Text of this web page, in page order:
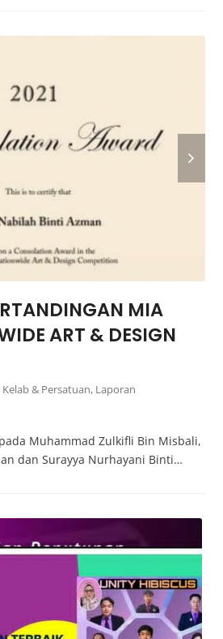
MIA
ART & DESIGN
Kelab & Persatuan, Laporan
Muhammad Zulkifli Bin Misbali,
dan Surayya Nurhayani Binti…